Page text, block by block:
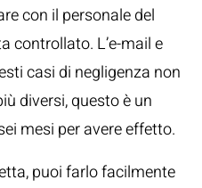
con il personale del
controllato. L’e-mail e
casi di negligenza non
diversi, questo è un
mesi per avere effetto.
puoi farlo facilmente